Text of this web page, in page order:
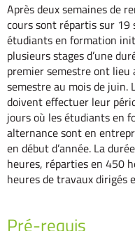
Après deux semaines de
cours sont répartis sur 19
étudiants en formation
plusieurs stages d’une
premier semestre ont lieu
semestre au mois de
doivent effectuer leur
jours où les étudiants en
alternance sont en
en début d’année. La
heures, réparties en 450
heures de travaux dirigés
Pré-requis